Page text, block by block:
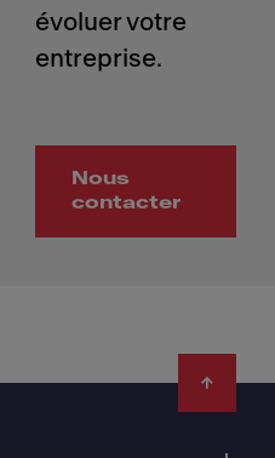
évoluer votre
Nous
contacter